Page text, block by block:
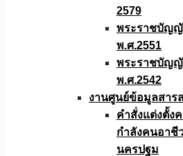
2579
พระราชบัญญั
พ.ศ.2551
พระราชบัญญั
พ.ศ.2542
งานศูนย์ข้อมูลสาร
คำสั่งแต่งตั้ง
กำลังคนอาชี
นครปฐม